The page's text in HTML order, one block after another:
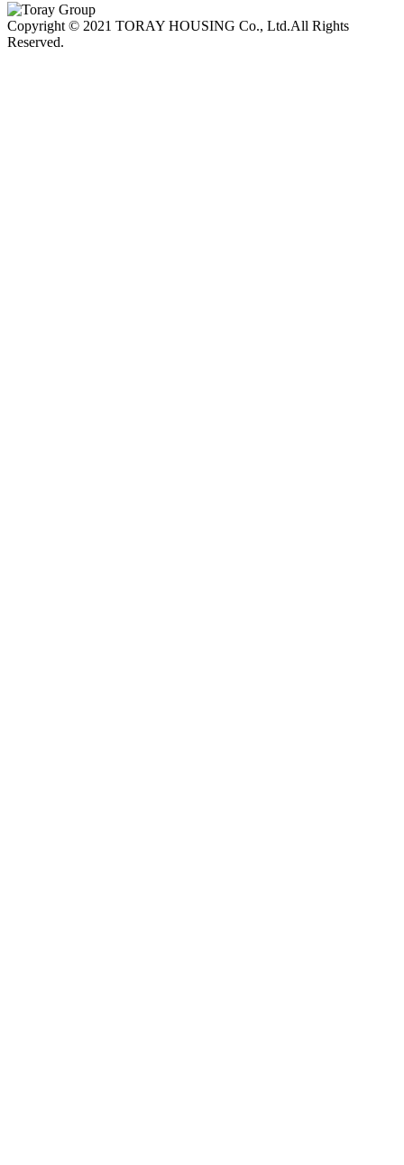
Copyright © 2021 TORAY HOUSING Co., Ltd.All Rights
Reserved.